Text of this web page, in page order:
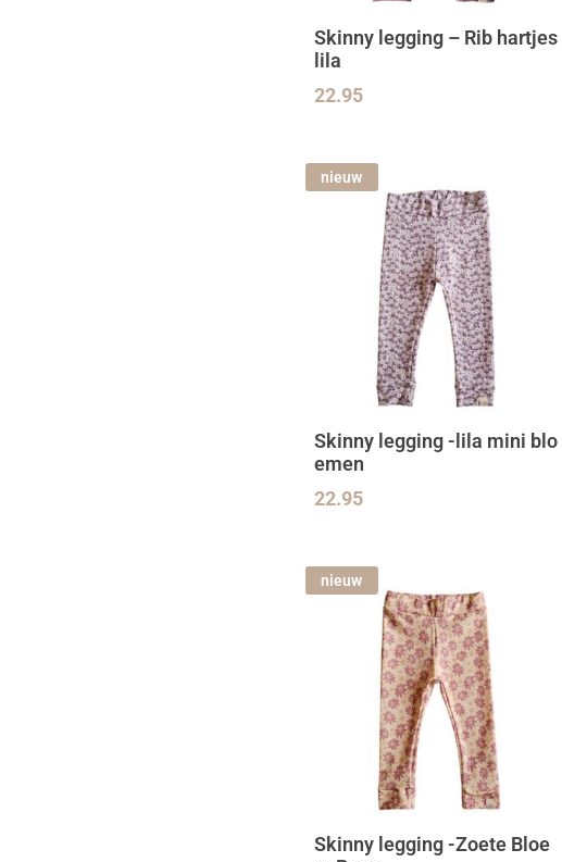
Skinny legging – Rib hartjes
lila
22.95
nieuw
Skinny legging -lila mini blo
emen
22.95
nieuw
Skinny legging -Zoete Bloe